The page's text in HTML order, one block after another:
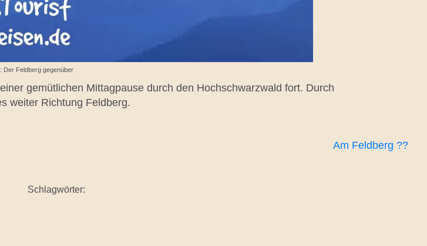
Der Feldberg gegenüber
gemütlichen Mittagpause durch den Hochschwarzwald fort. Durch
weiter Richtung Feldberg.
Am Feldberg ??
Schlagwörter: